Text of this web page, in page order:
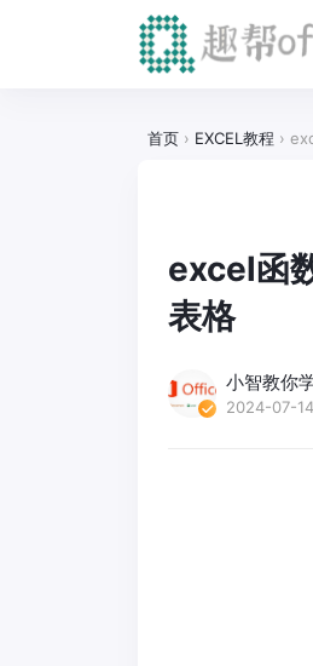
首页 › EXCEL教程 ›
excel函
表格
小智教你
2024-07-